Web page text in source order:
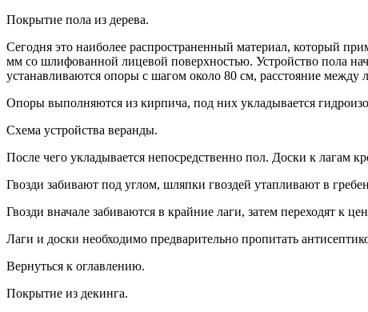
Покрытие пола из дерева.
Сегодня это наиболее распространенный материал, который
мм со шлифованной лицевой поверхностью. Устройство пола
устанавливаются опоры с шагом около 80 см, расстояние между
Опоры выполняются из кирпича, под них укладывается
Схема устройства веранды.
После чего укладывается непосредственно пол. Доски к лагам
Гвозди забивают под углом, шляпки гвоздей утапливают в
Гвозди вначале забиваются в крайние лаги, затем переходят к
Лаги и доски необходимо предварительно пропитать
Вернуться к оглавлению.
Покрытие из декинга.